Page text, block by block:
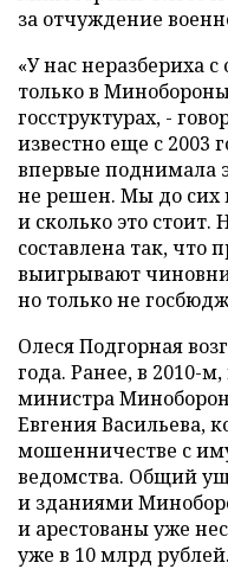
за отчуждение
«У нас неразбериха
только в
госструктурах, -
известно еще с 2003
впервые поднимала
не решен. Мы до сих
и сколько это стоит.
составлена так, что
выигрывают
но только не
Олеся Подгорная
года. Ранее, в 2010-
министра
Евгения Васильева,
мошенничестве с
ведомства. Общий
и зданиями
и арестованы уже
уже в 10 млрд рублей.